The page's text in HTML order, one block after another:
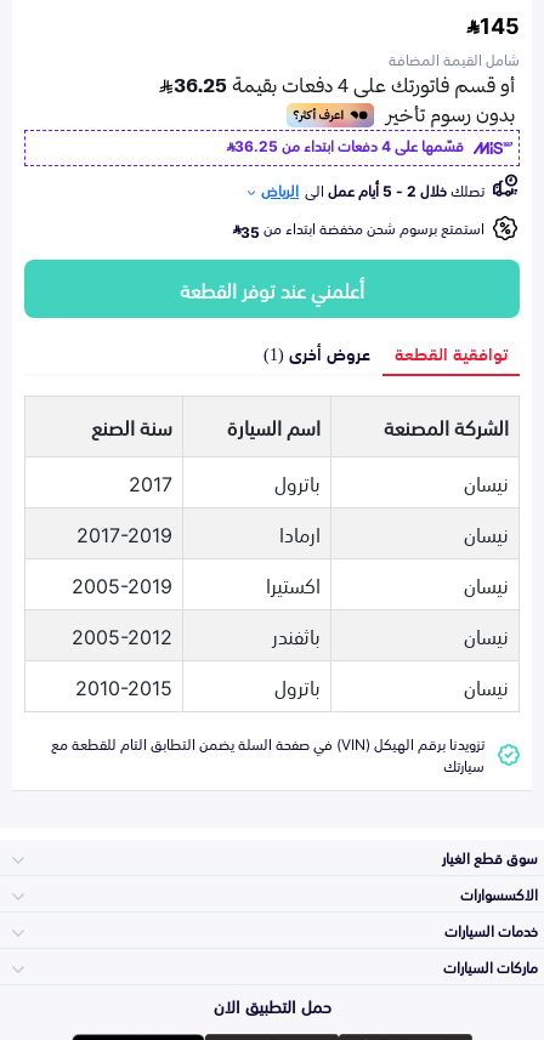
145
شامل القيمة المضافة
قسّمها على 4 دفعات ابتداء من
36.25
تصلكخلال 2 - 5 أيام عمل الى الرياض
استمتع برسوم شحن مخفضة ابتداء من35
أعلمني عند توفر القطعة
توافقية القطعة عروض أخرى (1)
الشركة المصنعة اسم السيارة
سنة الصنع
نيسان
باترول
2017
نيسان
ارمادا
2017-2019
نيسان
اكستيرا
2005-2019
نيسان
باثفندر
2005-2012
نيسان
باترول 2010-2015
تزويدنا برقم الهيكل (VIN) في صفحة السلة يضمن التطابق التام للقطعة مع
سيارتك
سوق قطع الغيار
المكائن، القيرات
وملحقاتها
الاكسسوارات
خدمات السيارات
الأكثر مبيعاً
ماركات السيارات
Toyota
حمل التطبيق الان